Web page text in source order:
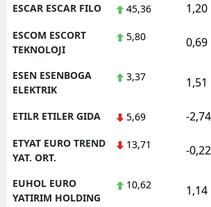
ESCAR ESCAR FILO 45,36 1,20
ESCOM ESCORT
TEKNOLOJI
5,80 0,69
ESEN ESENBOGA
ELEKTRIK
3,37 1,51
ETILR ETILER GIDA 5,69 -2,74
ETYAT EURO TREND
YAT. ORT.
13,71 -0,22
EUHOL EURO
YATIRIM HOLDING
10,62 1,14